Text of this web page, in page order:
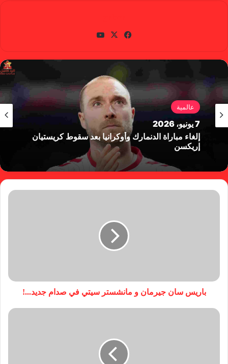
في
وك
X
عالمية
7 يونيو، 2026
إلغاء مباراة الدنمارك وأوكرانيا بعد سقوط كريستيان
إريكسن
باريس سان جيرمان و مانشستر سيتي في صدام جديد...!